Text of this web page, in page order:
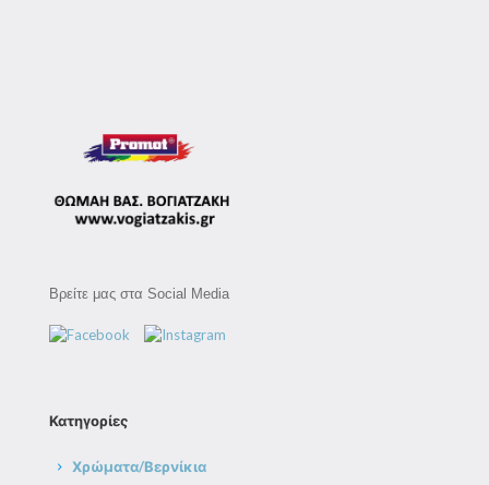
Βρείτε μας στα Social Media
Κατηγορίες
Χρώματα/Βερνίκια